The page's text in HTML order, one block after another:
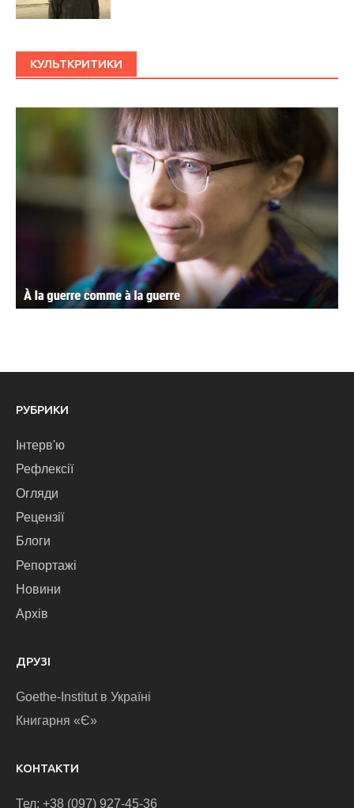
КУЛЬТКРИТИКИ
РУБРИКИ
Інтерв'ю
Рефлексії
Огляди
Рецензії
Блоги
Репортажі
Новини
Архів
ДРУЗІ
Goethe-Institut в Україні
Книгарня «Є»
КОНТАКТИ
Тел: +38 (097) 927-45-36